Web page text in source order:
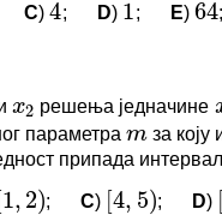
C) 4; D) 1; E) 64;
коментара.
x2 решења једначине
параметра
m
m за коју
припада
1,2 ) ; C) 4,5 ) ; D)